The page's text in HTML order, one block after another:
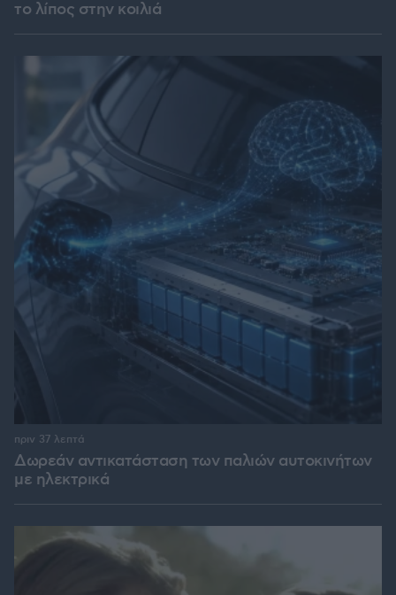
το λίπος στην κοιλιά
Δωρεάν αντικατάσταση των παλιών αυτοκινήτων
με ηλεκτρικά
πριν 37 λεπτά